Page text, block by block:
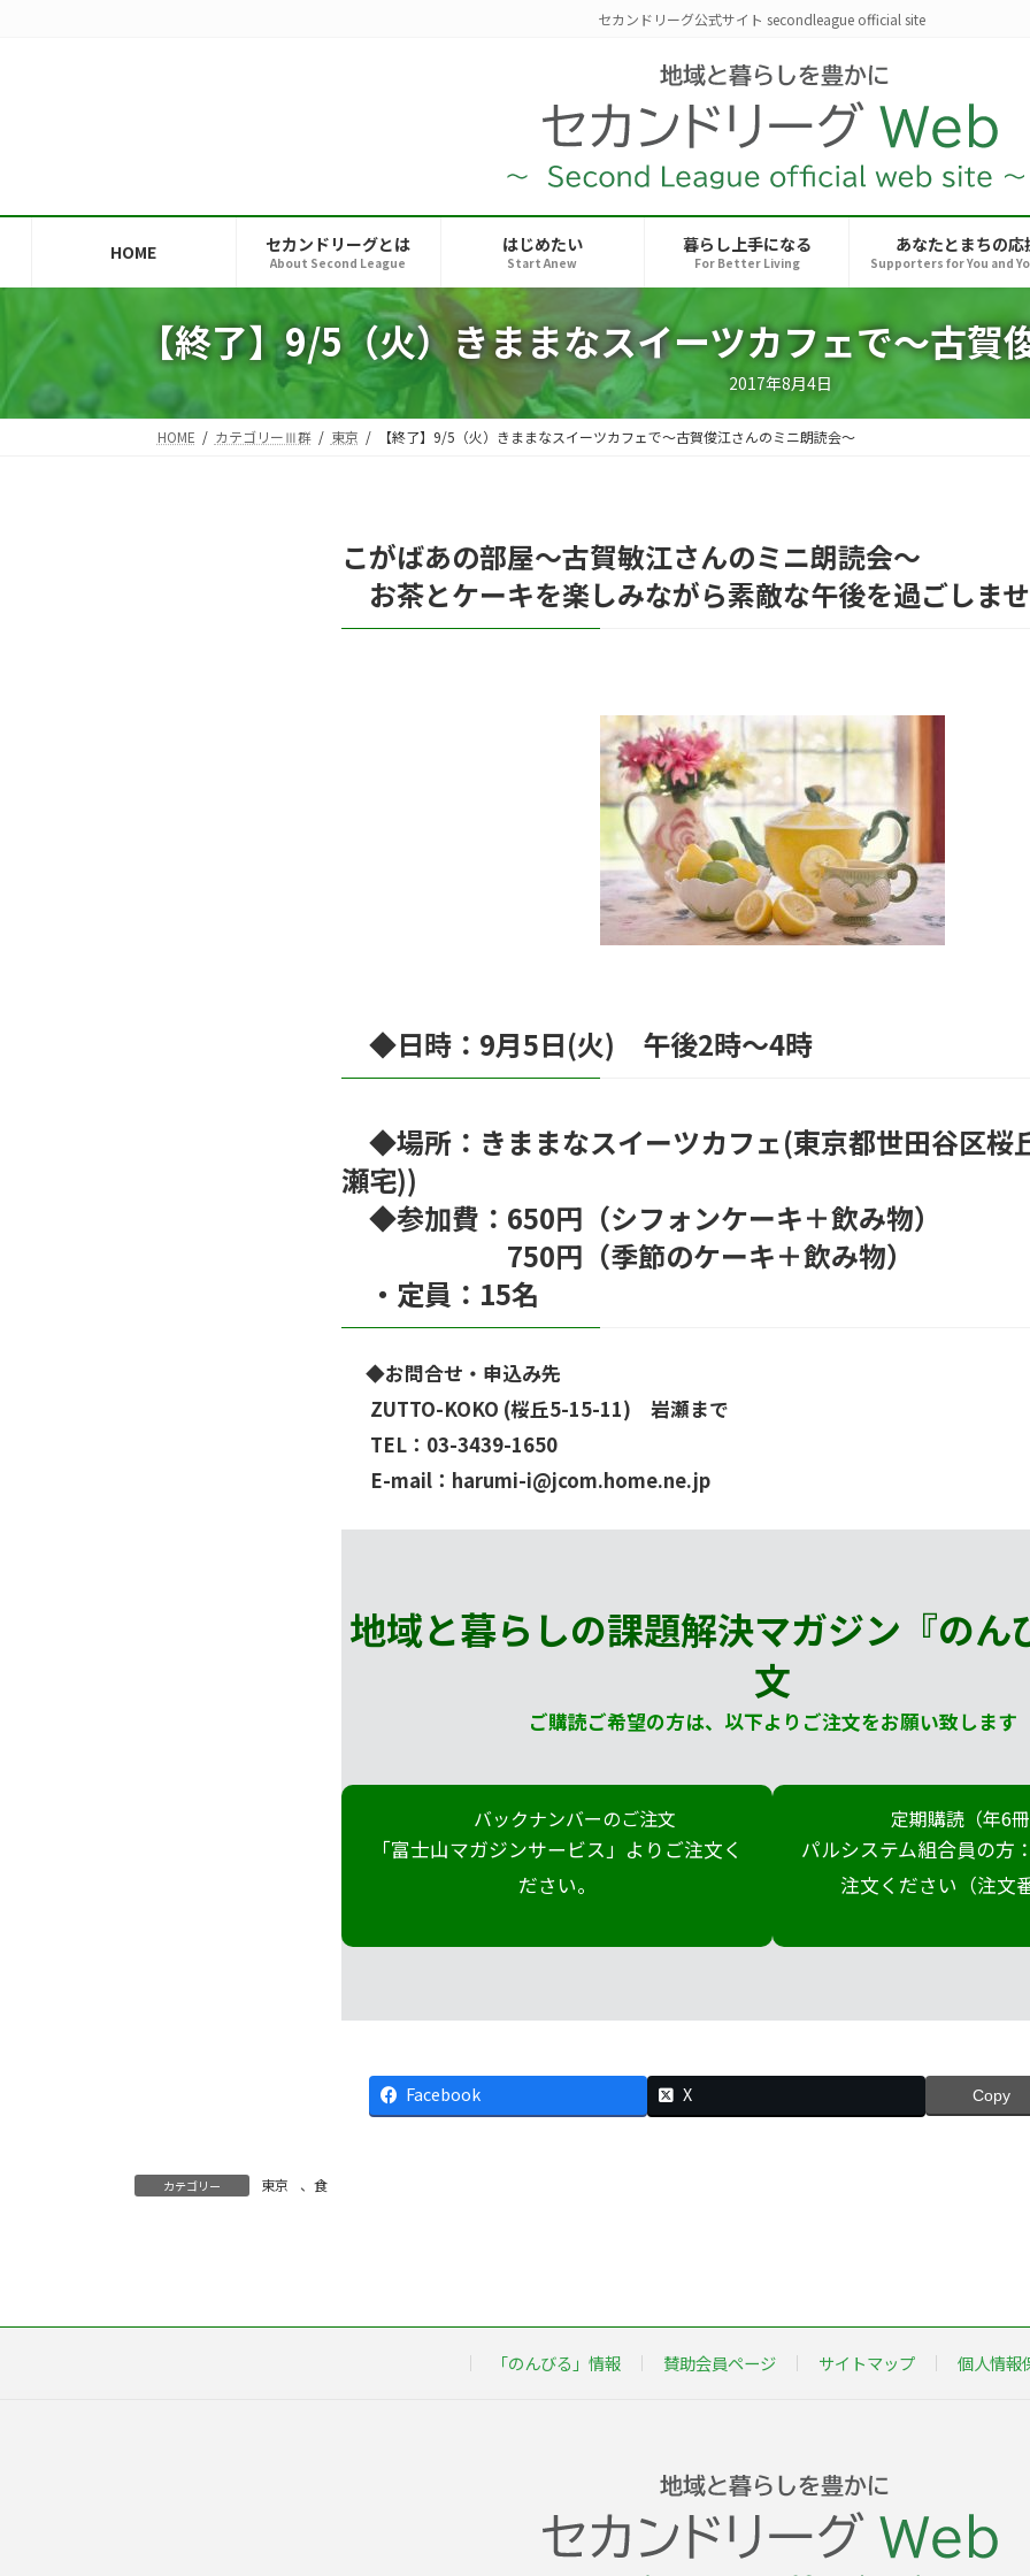
セカンドリーグ公式サイト secondleague official site
HOME セカンドリーグとは
About Second League
はじめたい
Start Anew
暮らし上手になる
For Better Living
あなたとまちの応
Supporters for You and
【終了】9/5（火）きままなスイーツカフェで～古賀
2017年8月4日
HOME カテゴリーⅢ群 東京 【終了】9/5（火）きままなスイーツカフェで～古賀俊江さんのミニ朗読会～
こがばあの部屋～古賀敏江さんのミニ朗読会～
お茶とケーキを楽しみながら素敵な午後を過ごしま
◆日時：9月5日(火) 午後2時～4時
◆場所：きままなスイーツカフェ(東京都世田谷区桜
瀬宅))
◆参加費：650円（シフォンケーキ＋飲み物）
750円（季節のケーキ＋飲み物）
・定員：15名
◆お問合せ・申込み先
ZUTTO-KOKO (桜丘5-15-11) 岩瀬まで
TEL：03-3439-1650
E-mail：harumi-i@jcom.home.ne.jp
地域と暮らしの課題解決マガジン『のん
文
ご購読ご希望の方は、以下よりご注文をお願い致します
バックナンバーのご注文
「富士山マガジンサービス」よりご注文く
ださい。
定期購読（年6
パルシステム組合員の方
注文ください（注文
Facebook X Copy
カテゴリー 東京 、 食
「のんびる」情報 賛助会員ページ サイトマップ 個人情報